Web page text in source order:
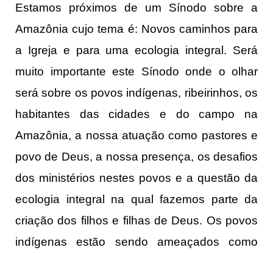
Estamos próximos de um Sínodo sobre a
Amazônia cujo tema é: Novos caminhos para
a Igreja e para uma ecologia integral. Será
muito importante este Sínodo onde o olhar
será sobre os povos indígenas, ribeirinhos, os
habitantes das cidades e do campo na
Amazônia, a nossa atuação como pastores e
povo de Deus, a nossa presença, os desafios
dos ministérios nestes povos e a questão da
ecologia integral na qual fazemos parte da
criação dos filhos e filhas de Deus. Os povos
indígenas estão sendo ameaçados como